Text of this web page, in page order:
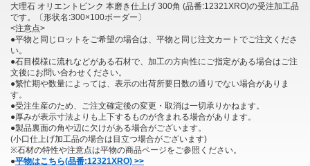
大理石 オリエントピンク 本磨き仕上げ 300角 (品番:12321XRO)の受注加工品
です。〔形状名:300×100ボーダー〕
<注意点>
●平物と同じロットをご希望の場合は、平物と同じ注文カートでご注文くださ
い。
●石目模様に流れなどがある石材で、加工の方向性にご指定がある場合はご注
文後にお問い合わせください。
●繁忙期や数量によっては、表示の出荷所要日数の通りでない場合がありま
す。
●受注生産のため、ご注文確定後の変更・取消は一切承りかねます。
●厚みが表示寸法よりも上下するものが含まれる場合があります。
●製品裏面の角や辺に欠けがある場合がございます。
(小口仕上げ加工品の場合は目立つ場合がございます)
※石材の特性や注意点は平物の商品ページをご参照ください。
●平物はこちら(品番:12321XRO) >>